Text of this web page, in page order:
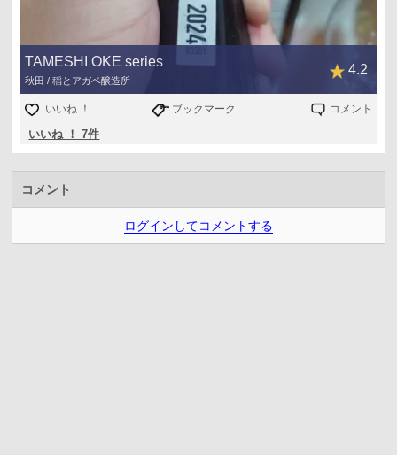
TAMESHI OKE series
秋田 / 稲とアガベ醸造所
4.2
いいね ！ ブックマーク コメント
いいね ！ 7件
コメント
ログインしてコメントする